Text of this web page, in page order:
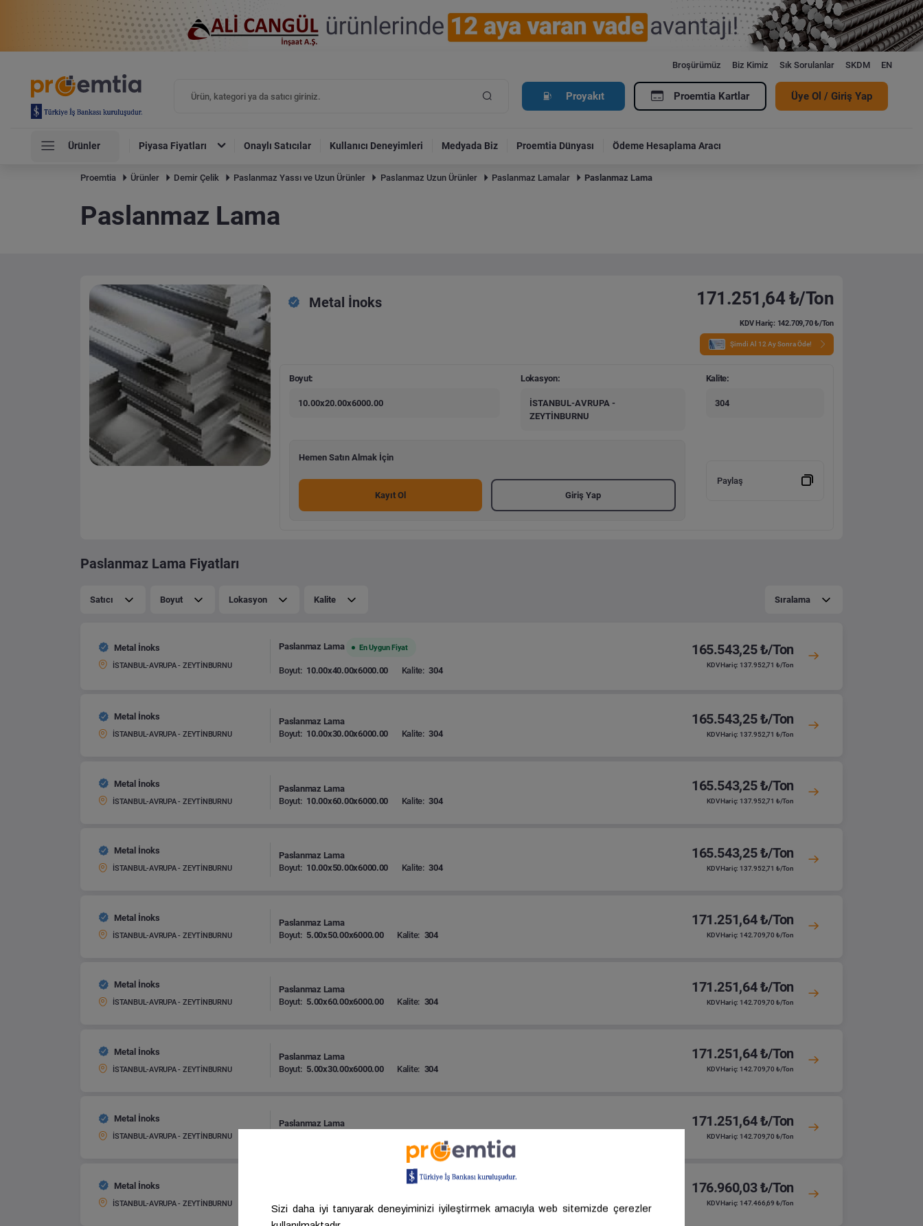
Broşürümüz Biz Kimiz Sık Sorulanlar SKDM EN
Proyakıt Proemtia Kartlar Üye Ol / Giriş Yap
Ürünler Piyasa Fiyatları Onaylı Satıcılar Kullanıcı Deneyimleri Medyada Biz Proemtia Dünyası Ödeme Hesaplama Aracı
Proemtia Ürünler Demir Çelik Paslanmaz Yassı ve Uzun Ürünler Paslanmaz Uzun Ürünler Paslanmaz Lamalar Paslanmaz Lama
Paslanmaz Lama
Metal İnoks 171.251,64 ₺/Ton
KDV Hariç: 142.709,70 ₺/Ton
Şimdi Al 12 Ay Sonra Öde!
Boyut:
10.00x20.00x6000.00
Lokasyon:
İSTANBUL-AVRUPA -
ZEYTİNBURNU
Kalite:
304
Hemen Satın Almak İçin
Kayıt Ol Giriş Yap
Paylaş
Paslanmaz Lama Fiyatları
Satıcı Boyut Lokasyon Kalite Sıralama
Metal İnoks
İSTANBUL-AVRUPA - ZEYTİNBURNU
Paslanmaz Lama En Uygun Fiyat
Boyut: 10.00x40.00x6000.00 Kalite: 304
165.543,25 ₺/Ton
KDV Hariç: 137.952,71 ₺/Ton
Metal İnoks
İSTANBUL-AVRUPA - ZEYTİNBURNU
Paslanmaz Lama
Boyut: 10.00x30.00x6000.00 Kalite: 304
165.543,25 ₺/Ton
KDV Hariç: 137.952,71 ₺/Ton
Metal İnoks
İSTANBUL-AVRUPA - ZEYTİNBURNU
Paslanmaz Lama
Boyut: 10.00x60.00x6000.00 Kalite: 304
165.543,25 ₺/Ton
KDV Hariç: 137.952,71 ₺/Ton
Metal İnoks
İSTANBUL-AVRUPA - ZEYTİNBURNU
Paslanmaz Lama
Boyut: 10.00x50.00x6000.00 Kalite: 304
165.543,25 ₺/Ton
KDV Hariç: 137.952,71 ₺/Ton
Metal İnoks
İSTANBUL-AVRUPA - ZEYTİNBURNU
Paslanmaz Lama
Boyut: 5.00x50.00x6000.00 Kalite: 304
171.251,64 ₺/Ton
KDV Hariç: 142.709,70 ₺/Ton
Metal İnoks
İSTANBUL-AVRUPA - ZEYTİNBURNU
Paslanmaz Lama
Boyut: 5.00x60.00x6000.00 Kalite: 304
171.251,64 ₺/Ton
KDV Hariç: 142.709,70 ₺/Ton
Metal İnoks
İSTANBUL-AVRUPA - ZEYTİNBURNU
Paslanmaz Lama
Boyut: 5.00x30.00x6000.00 Kalite: 304
171.251,64 ₺/Ton
KDV Hariç: 142.709,70 ₺/Ton
Metal İnoks
İSTANBUL-AVRUPA - ZEYTİNBURNU
Paslanmaz Lama
171.251,64 ₺/Ton
KDV Hariç: 142.709,70 ₺/Ton
Metal İnoks
İSTANBUL-AVRUPA - ZEYTİNBURNU
Boyut:
5.00x20.00x6000.00 Kalite: 304
176.960,03 ₺/Ton
KDV Hariç: 147.466,69 ₺/Ton